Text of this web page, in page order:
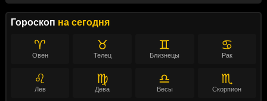
Гороскоп на сегодня
♈
Овен
♉
Телец
♊
Близнецы
♋
Рак
♌
Лев
♍
Дева
♎
Весы
♏
Скорпион